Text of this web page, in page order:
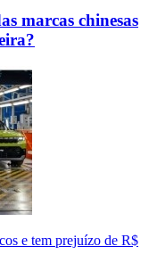
marcas chinesas
e tem prejuízo de R$